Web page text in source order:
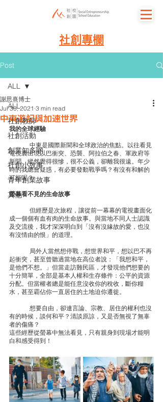
社創專欄
Post
ALL
社創教師
社創活動
創業知多啲
社創小故事
青年創業故事
其他
ALL
中東遊記與加速世界
謝思熹博士
Jul 30, 2021 3 min read
我的全球經驗
	中東是國際新聞和全球政治的焦點。以往看見
電視裏出現以巴衝突、恐襲、阿拉伯之春、軍政府等
新聞。縱然覺得很慘，很不公義，卻離我很遠。年少
時的我總會疑惑，有必要發動戰爭嗎？有沒有和解的
可能呢？
螢幕看不見的生命故事
成一個個有血有肉的生命故事。與當地不同人士認識
及交流後，我才深深明白到「沒有沒緣故的愛，也沒
有沒情由的恨」的道理。
起衝突，甚至曾聽過當地在高位者說：「我想和平，
是他們不想。」但當走訪難民區，才發現他們想要的
十分簡單，全部是基本人權和生存條件：公平的資源
分配。但當權者總是能任意沒收你的稅收，斷你糧
水，甚至霸佔你一直居住的土地迫你遷徙。
有的時候，談何和平？清談原諒，又是否無視了無辜
者的傷痛？
這些經歷從螢幕中無法看見，只有親身到現場才能明
白和感受得到！